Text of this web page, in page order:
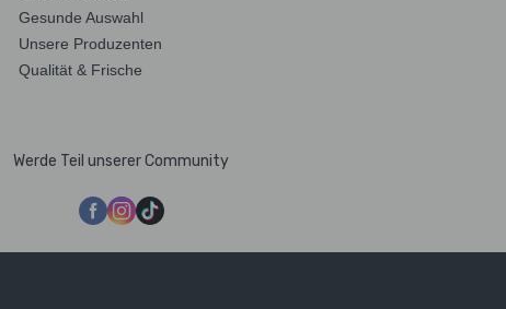
Gesunde Auswahl
Unsere Produzenten
Qualität & Frische
Werde Teil unserer Community